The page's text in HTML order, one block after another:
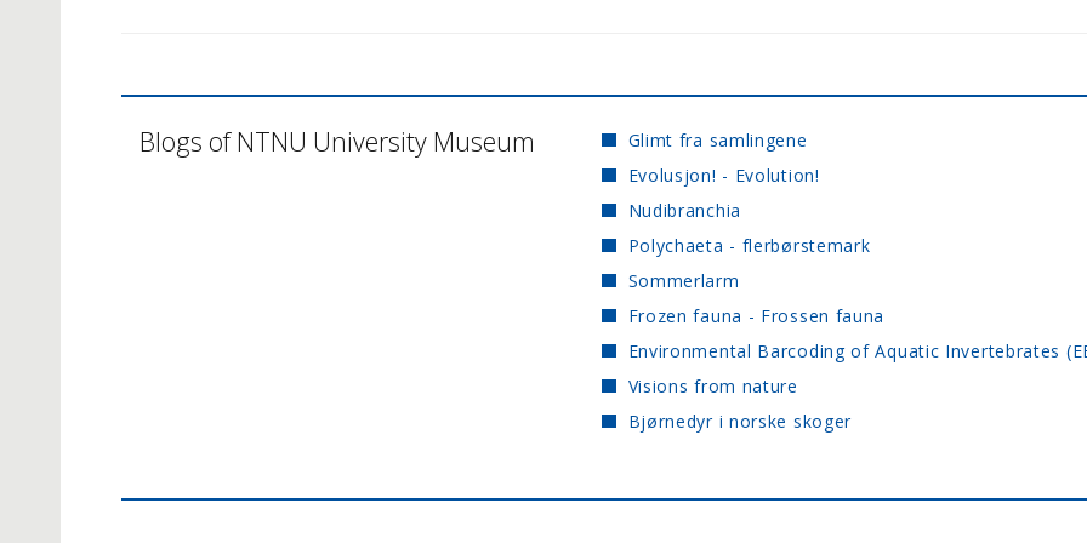
Blogs of NTNU University Museum
Glimt fra samlingene
Evolusjon! - Evolution!
Nudibranchia
Polychaeta - flerbørstemark
Sommerlarm
Frozen fauna - Frossen fauna
Environmental Barcoding of Aquatic Invertebrates
Visions from nature
Bjørnedyr i norske skoger